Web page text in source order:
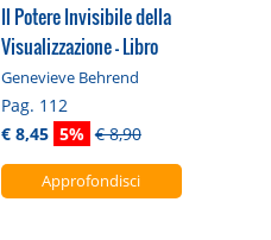
Il Potere Invisibile della
Visualizzazione - Libro
Genevieve Behrend
Pag. 112
€ 8,45 5% € 8,90
Approfondisci